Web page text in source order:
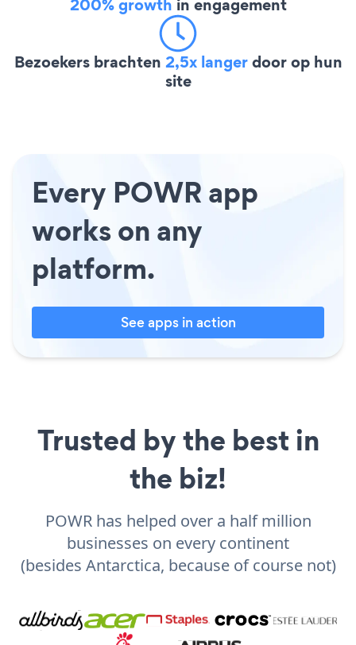
200% growth in engagement
Bezoekers brachten 2,5x langerdoor op hun
site
Every POWR app
works on any
platform.
See apps in action
Trusted by the best in
the biz!
POWR has helped over a half million
businesses on every continent
(besides Antarctica, because of course not)